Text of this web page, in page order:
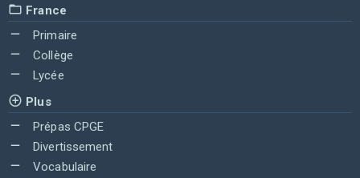
France
Primaire
Collège
Lycée
Plus
Prépas CPGE
Divertissement
Vocabulaire